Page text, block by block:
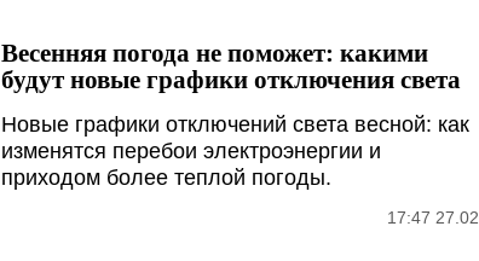
Весенняя погода не поможет: какими
будут новые графики отключения света
Новые графики отключений света весной: как
изменятся перебои электроэнергии и
приходом более теплой погоды.
17:47 27.02